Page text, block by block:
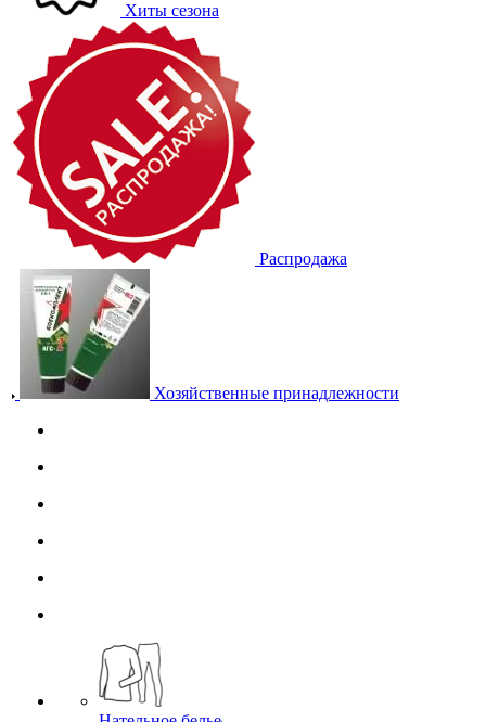
Хиты сезона
Распродажа
Хозяйственные принадлежности